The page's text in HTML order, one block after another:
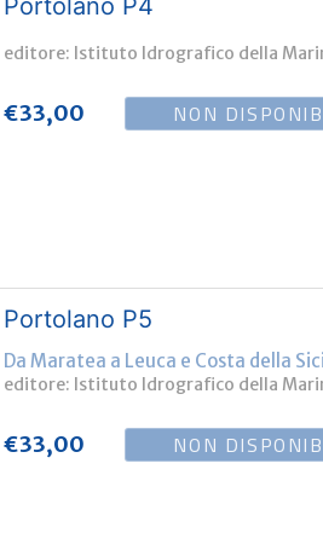
Portolano P4
editore: Istituto Idrografico della
€33,00 NON
Portolano P5
Da Maratea a Leuca e Costa della
editore: Istituto Idrografico della
€33,00 NON